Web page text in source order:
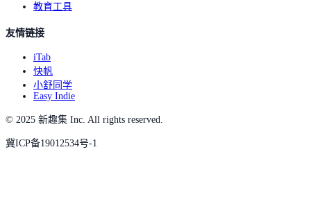
教育工具
友情链接
iTab
快帆
小舒同学
Easy Indie
© 2025 新趣集 Inc. All rights reserved.
冀ICP备19012534号-1